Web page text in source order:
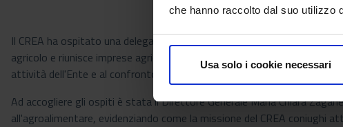
che hanno raccolto dal suo utilizzo
Usa solo i cookie necessari
Il CREA ha ospitato una delegazione della Maaseudun
agricolo e riunisce imprese agricole, operatori del paesaggismo e
attività dell'Ente e al confronto sui temi dell'innovazione, del
Ad accogliere gli ospiti è stata il Direttore Generale Maria Chiara
all'agroalimentare, evidenziando come la missione del CREA